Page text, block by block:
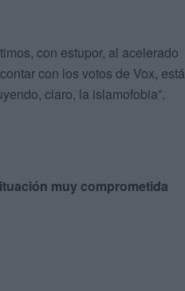
con estupor, al acelerado
con los votos de Vox, está
claro, la islamofobia”.
muy comprometida